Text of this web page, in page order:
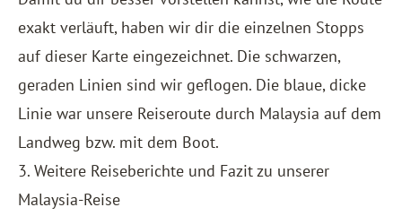
exakt verläuft, haben wir dir die einzelnen Stopps
auf dieser Karte eingezeichnet. Die schwarzen,
geraden Linien sind wir geflogen. Die blaue, dicke
Linie war unsere Reiseroute durch Malaysia auf dem
Landweg bzw. mit dem Boot.
3. Weitere Reiseberichte und Fazit zu unserer
Malaysia-Reise